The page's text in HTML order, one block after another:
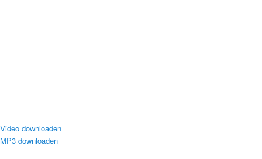
Video downloaden
MP3 downloaden